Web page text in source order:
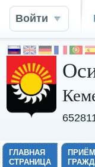
Войти
ГЛАВНАЯ
СТРАНИЦА
ПРИЁМ